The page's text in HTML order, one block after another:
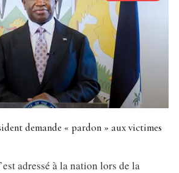
demande « pardon » aux victimes
adressé à la nation lors de la